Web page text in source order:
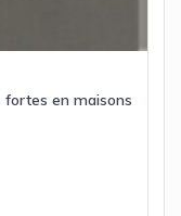
fortes en maisons